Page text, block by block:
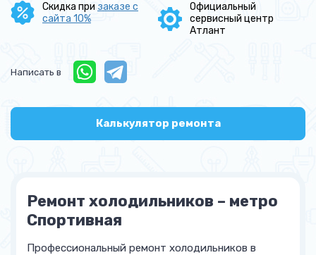
Скидка при заказе с
сайта 10%
Официальный
сервисный центр
Атлант
Написать в
Калькулятор ремонта
Ремонт холодильников – метро
Спортивная
Профессиональный ремонт холодильников в